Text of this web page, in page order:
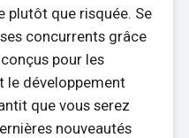
plutôt que risquée. Se
concurrents grâce
pour les
le développement
que vous serez
nouveautés